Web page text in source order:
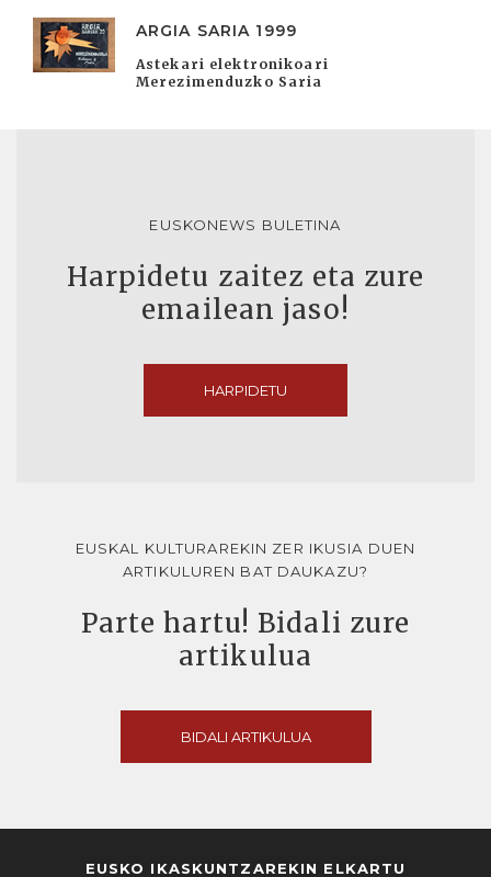
ARGIA SARIA 1999
Astekari elektronikoari
Merezimenduzko Saria
EUSKONEWS BULETINA
Harpidetu zaitez eta zure
emailean jaso!
HARPIDETU
EUSKAL KULTURAREKIN ZER IKUSIA DUEN
ARTIKULUREN BAT DAUKAZU?
Parte hartu! Bidali zure
artikulua
BIDALI ARTIKULUA
EUSKO IKASKUNTZAREKIN ELKARTU